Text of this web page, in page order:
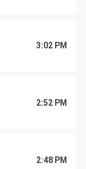
3:02 PM
2:52 PM
2:48 PM